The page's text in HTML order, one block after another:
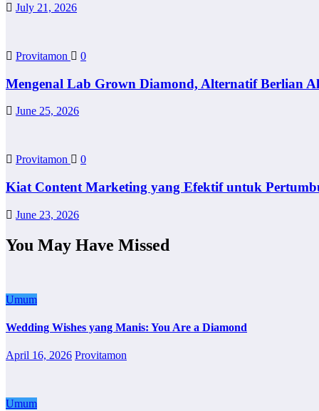
July 21, 2026
Provitamon 0
Mengenal Lab Grown Diamond, Alternatif Berlian
June 25, 2026
Provitamon 0
Kiat Content Marketing yang Efektif untuk
June 23, 2026
You May Have Missed
Umum
Wedding Wishes yang Manis: You Are a Diamond
April 16, 2026 Provitamon
Umum